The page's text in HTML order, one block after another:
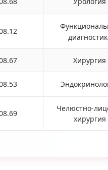
Хирургия
Челюстно-
хирургия